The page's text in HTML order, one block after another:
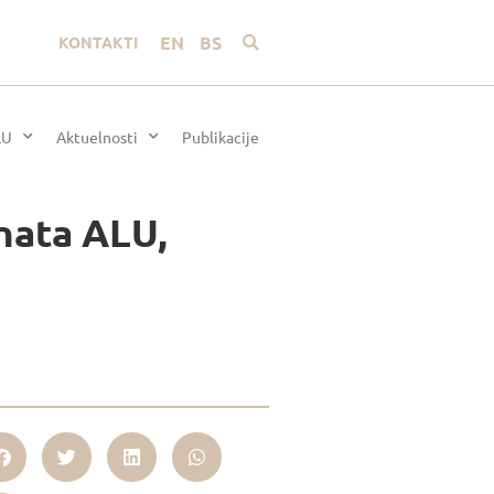
KONTAKTI EN BS
Aktuelnosti Publikacije
ALU,